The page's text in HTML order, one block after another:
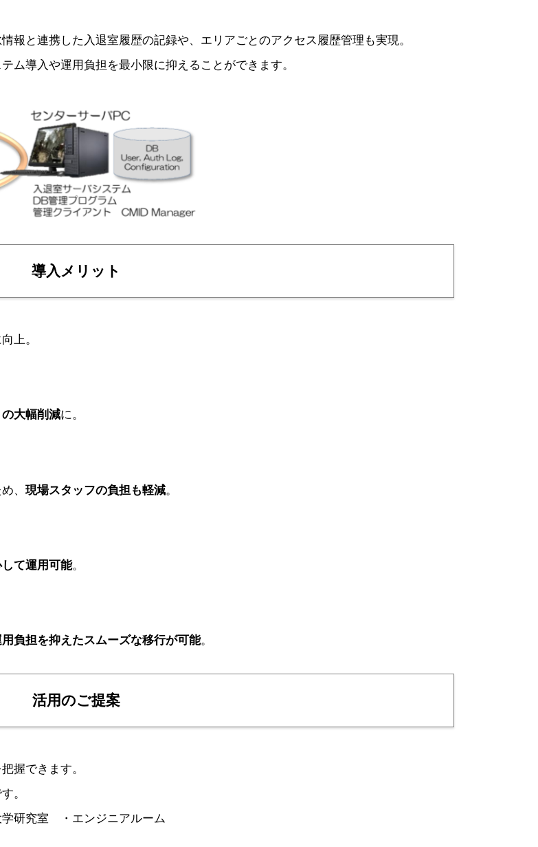
報と連携した入退室履歴の記録や、エリアごとのアクセス履歴管理も実現。
ム導入や運用負担を最小限に抑えることができます。
導入メリット
上。
大幅削減に。
、 現場スタッフの負担も軽減。
て運用可能。
負担を抑えたスムーズな移行が可能。
活用のご提案
握できます。
。
研究室 ・エンジニアルーム